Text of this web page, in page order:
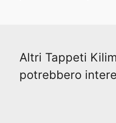
Altri Tappeti
potrebbero